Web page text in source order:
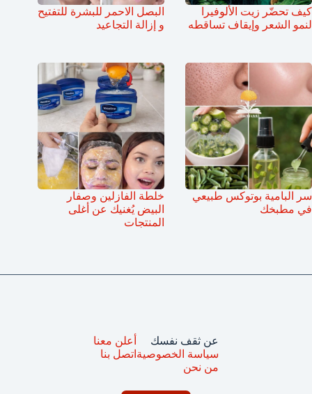
كيف تحضّر زيت الألوفيرا
لنمو الشعر وإيقاف تساقطه
البصل الاحمر للبشرة للتفتيح
و إزالة التجاعيد
سر البامية بوتوكس طبيعي
في مطبخك
خلطة الفازلين وصفار
البيض يُغنيك عن أغلى
المنتجات
عن ثقف نفسك
سياسة الخصوصية
من نحن
أعلن معنا
اتصل بنا